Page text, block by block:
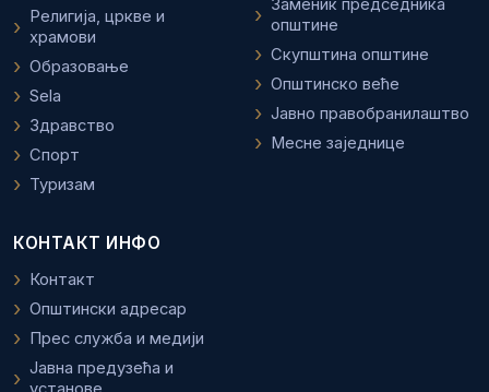
Религија, цркве и
храмови
Образовање
Sela
Здравство
Спорт
Туризам
Заменик председника
општине
Скупштина општине
Општинско веће
Јавно правобранилаштво
Месне заједнице
КОНТАКТ ИНФО
Контакт
Општински адресар
Прес служба и медији
Јавна предузећа и